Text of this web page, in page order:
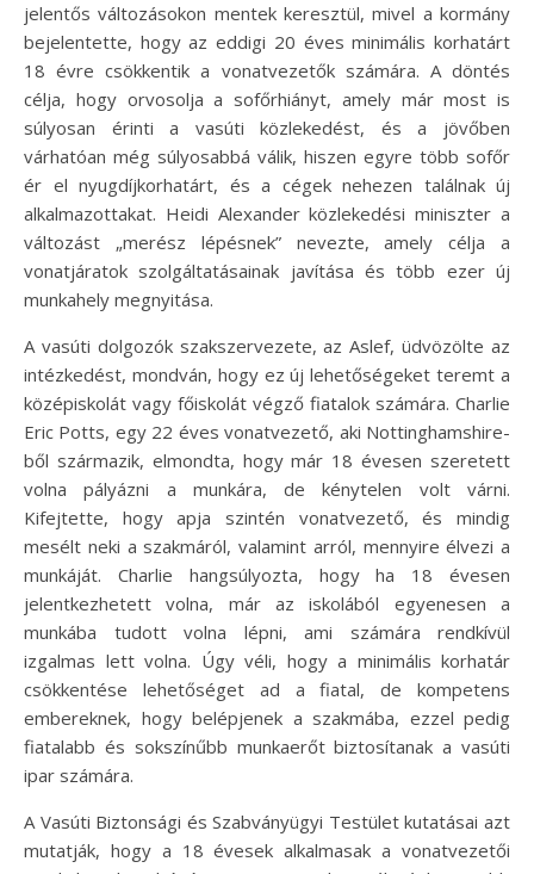
jelentős változásokon mentek keresztül, mivel a kormány
bejelentette, hogy az eddigi 20 éves minimális korhatárt
18 évre csökkentik a vonatvezetők számára. A döntés
célja, hogy orvosolja a sofőrhiányt, amely már most is
súlyosan érinti a vasúti közlekedést, és a jövőben
várhatóan még súlyosabbá válik, hiszen egyre több sofőr
ér el nyugdíjkorhatárt, és a cégek nehezen találnak új
alkalmazottakat. Heidi Alexander közlekedési miniszter a
változást „merész lépésnek” nevezte, amely célja a
vonatjáratok szolgáltatásainak javítása és több ezer új
munkahely megnyitása.
A vasúti dolgozók szakszervezete, az Aslef, üdvözölte az
intézkedést, mondván, hogy ez új lehetőségeket teremt a
középiskolát vagy főiskolát végző fiatalok számára. Charlie
Eric Potts, egy 22 éves vonatvezető, aki Nottinghamshire-
ből származik, elmondta, hogy már 18 évesen szeretett
volna pályázni a munkára, de kénytelen volt várni.
Kifejtette, hogy apja szintén vonatvezető, és mindig
mesélt neki a szakmáról, valamint arról, mennyire élvezi a
munkáját. Charlie hangsúlyozta, hogy ha 18 évesen
jelentkezhetett volna, már az iskolából egyenesen a
munkába tudott volna lépni, ami számára rendkívül
izgalmas lett volna. Úgy véli, hogy a minimális korhatár
csökkentése lehetőséget ad a fiatal, de kompetens
embereknek, hogy belépjenek a szakmába, ezzel pedig
fiatalabb és sokszínűbb munkaerőt biztosítanak a vasúti
ipar számára.
A Vasúti Biztonsági és Szabványügyi Testület kutatásai azt
mutatják, hogy a 18 évesek alkalmasak a vonatvezetői